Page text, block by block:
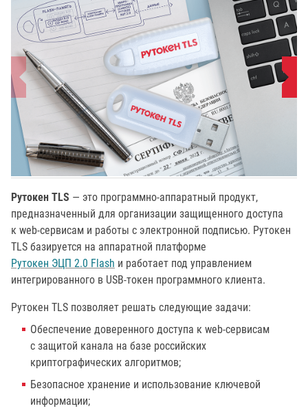
Рутокен TLS — это программно-аппаратный продукт,
предназначенный для организации защищенного доступа
к web-сервисам и работы с электронной подписью. Рутокен
TLS базируется на аппаратной платформе
Рутокен ЭЦП 2.0 Flash и работает под управлением
интегрированного в USB-токен программного клиента.
Рутокен TLS позволяет решать следующие задачи:
Обеспечение доверенного доступа к web-сервисам
с защитой канала на базе российских
криптографических алгоритмов;
Безопасное хранение и использование ключевой
информации;